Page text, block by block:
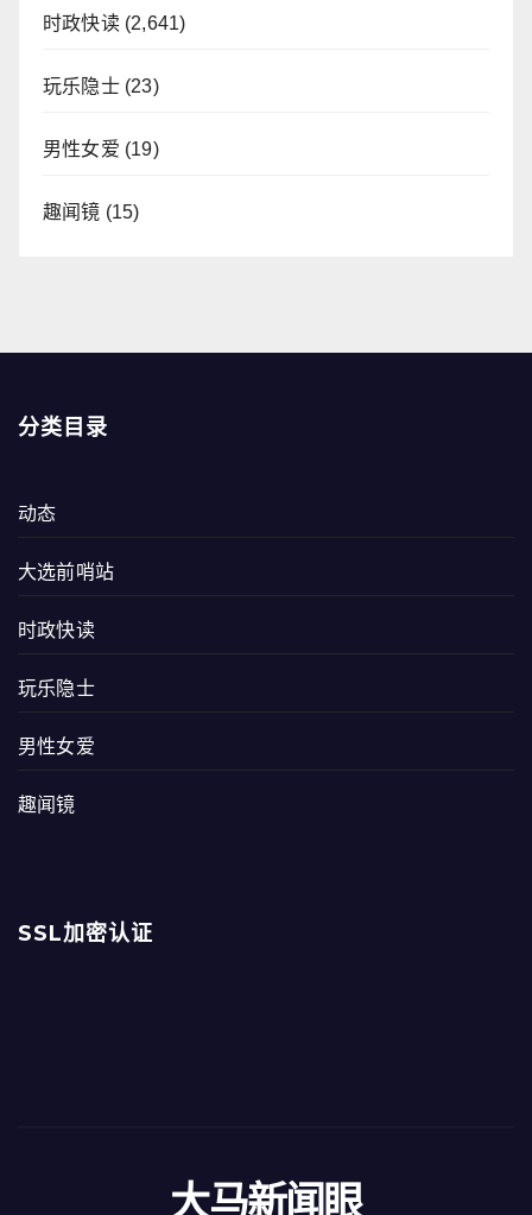
时政快读(2,641)
玩乐隐士(23)
男性女爱 (19)
趣闻镜 (15)
分类目录
动态
大选前哨站
时政快读
玩乐隐士
男性女爱
趣闻镜
SSL加密认证
大马新闻眼